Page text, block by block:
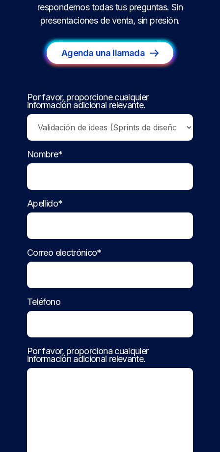
respondemos todas tus preguntas. Sin
presentaciones de venta, sin presión.
Agenda una llamada
Por favor, proporcione cualquier
información adicional relevante.
Nombre*
Apellido*
Correo electrónico*
Teléfono
Por favor, proporciona cualquier
información adicional relevante.